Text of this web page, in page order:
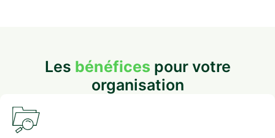
Les bénéfices pour votre
organisation